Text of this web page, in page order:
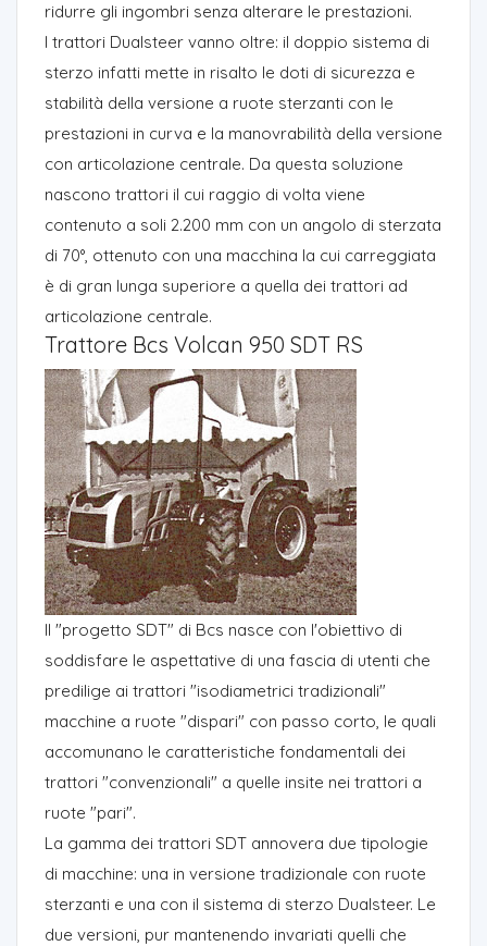
ridurre gli ingombri senza alterare le prestazioni.
I trattori Dualsteer vanno oltre: il doppio sistema di
sterzo infatti mette in risalto le doti di sicurezza e
stabilità della versione a ruote sterzanti con le
prestazioni in curva e la manovrabilità della versione
con articolazione centrale. Da questa soluzione
nascono trattori il cui raggio di volta viene
contenuto a soli 2.200 mm con un angolo di sterzata
di 70°, ottenuto con una macchina la cui carreggiata
è di gran lunga superiore a quella dei trattori ad
articolazione centrale.
Trattore Bcs Volcan 950 SDT RS
Il "progetto SDT" di Bcs nasce con l'obiettivo di
soddisfare le aspettative di una fascia di utenti che
predilige ai trattori "isodiametrici tradizionali"
macchine a ruote "dispari" con passo corto, le quali
accomunano le caratteristiche fondamentali dei
trattori "convenzionali" a quelle insite nei trattori a
ruote "pari".
La gamma dei trattori SDT annovera due tipologie
di macchine: una in versione tradizionale con ruote
sterzanti e una con il sistema di sterzo Dualsteer. Le
due versioni, pur mantenendo invariati quelli che